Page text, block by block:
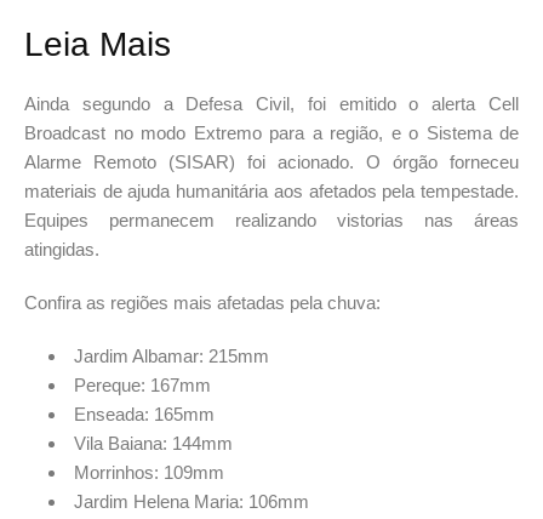
Leia Mais
Ainda segundo a Defesa Civil, foi emitido o alerta Cell
Broadcast no modo Extremo para a região, e o Sistema de
Alarme Remoto (SISAR) foi acionado. O órgão forneceu
materiais de ajuda humanitária aos afetados pela tempestade.
Equipes permanecem realizando vistorias nas áreas
atingidas.
Confira as regiões mais afetadas pela chuva:
Jardim Albamar: 215mm
Pereque: 167mm
Enseada: 165mm
Vila Baiana: 144mm
Morrinhos: 109mm
Jardim Helena Maria: 106mm